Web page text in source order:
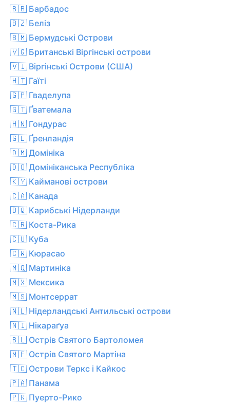
🇧🇧 Барбадос
🇧🇿 Беліз
🇧🇲 Бермудські Острови
🇻🇬 Британські Віргінські острови
🇻🇮 Віргінські Острови (США)
🇭🇹 Гаїті
🇬🇵 Гваделупа
🇬🇹 Ґватемала
🇭🇳 Гондурас
🇬🇱 Ґренландія
🇩🇲 Домініка
🇩🇴 Домініканська Республіка
🇰🇾 Кайманові острови
🇨🇦 Канада
🇧🇶 Карибські Нідерланди
🇨🇷 Коста-Рика
🇨🇺 Куба
🇨🇼 Кюрасао
🇲🇶 Мартиніка
🇲🇽 Мексика
🇲🇸 Монтсеррат
🇳🇱 Нідерландські Антильські острови
🇳🇮 Нікараґуа
🇧🇱 Острів Святого Бартоломея
🇲🇫 Острів Святого Мартіна
🇹🇨 Острови Теркс і Кайкос
🇵🇦 Панама
🇵🇷 Пуерто-Рико